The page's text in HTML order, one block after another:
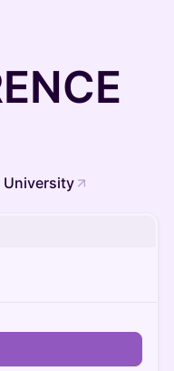
University